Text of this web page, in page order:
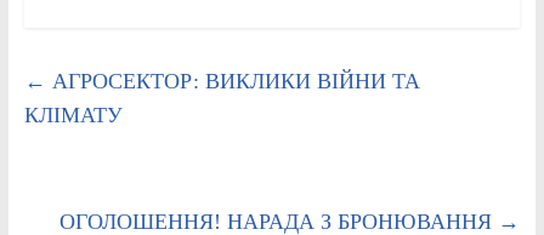
← АГРОСЕКТОР: ВИКЛИКИ ВІЙНИ ТА
КЛІМАТУ
ОГОЛОШЕННЯ! НАРАДА З БРОНЮВАННЯ →